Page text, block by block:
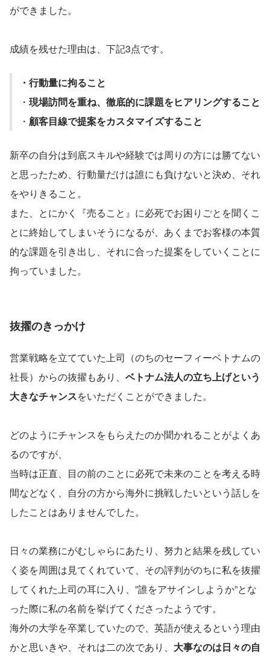
ができました。
成績を残せた理由は、下記3点です。
・行動量に拘ること
・ 現場訪問を重ね、徹底的に課題をヒアリングすること
・ 顧客目線で提案をカスタマイズすること
新卒の自分は到底スキルや経験では周りの方には勝てない
と思ったため、行動量だけは誰にも負けないと決め、それ
をやりきること。
また、とにかく『売ること』に必死でお困りごとを聞くこ
とに終始してしまいそうになるが、あくまでお客様の本質
的な課題を引き出し、それに合った提案をしていくことに
拘っていました。
抜擢のきっかけ
営業戦略を立てていた上司（のちのセーフィーベトナムの
社長）からの抜擢もあり、 ベトナム法人の立ち上げという
大きなチャンスをいただくことができました。
どのようにチャンスをもらえたのか聞かれることがよくあ
るのですが、
当時は正直、目の前のことに必死で未来のことを考える時
間などなく、自分の方から海外に挑戦したいという話しを
したことはありませんでした。
日々の業務にがむしゃらにあたり、努力と結果を残してい
く姿を周囲は見てくれていて、その評判がのちに私を抜擢
してくれた上司の耳に入り、”誰をアサインしようか”とな
った際に私の名前を挙げてくださったようです。
海外の大学を卒業していたので、英語が使えるという理由
かと思いきや、それは二の次であり、 大事なのは日々の自